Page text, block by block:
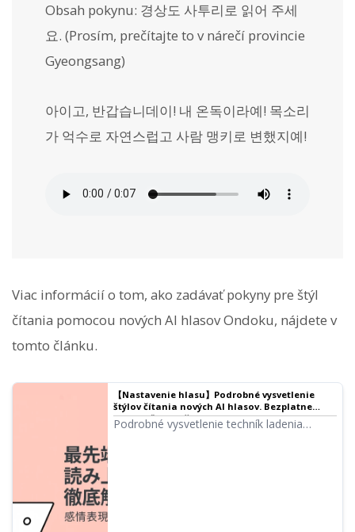
Obsah pokynu: 경상도 사투리로 읽어 주세
요. (Prosím, prečítajte to v nárečí provincie
Gyeongsang)
아이고, 반갑습니데이! 내 온독이라예! 목소리
가 억수로 자연스럽고 사람 맹키로 변했지예!
Viac informácií o tom, ako zadávať pokyny pre štýl
čítania pomocou nových AI hlasov Ondoku, nájdete v
tomto článku.
【Nastavenie hlasu】Podrobné vysvetlenie
štýlov čítania nových AI hlasov. Bezplatne
získate ľudskejší emocionálny prejav a herecký
výkon! | Softvér na čítanie textu Ondoku
Podrobné vysvetlenie techník ladenia